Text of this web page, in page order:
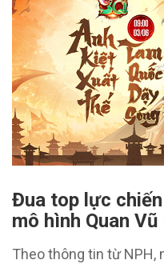
Đua top lực
mô hình Quan Vũ
Theo thông tin từ NPH,